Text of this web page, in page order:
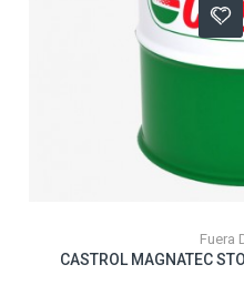
Fuera
CASTROL MAGNATEC